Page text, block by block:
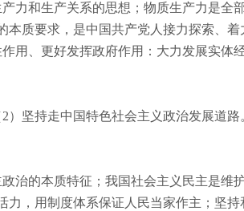
力和生产关系的思想；物质生产力是
质要求，是中国共产党人接力探索、着
用、更好发挥政府作用：大力发展实
2）坚持走中国特色社会主义政治发展道路
治的本质特征；我国社会主义民主是
，用制度体系保证人民当家作主；坚